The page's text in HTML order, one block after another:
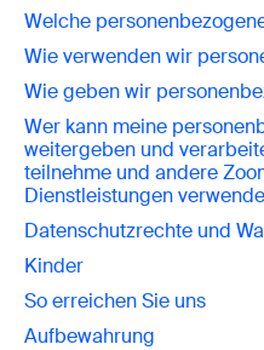
Welche
Wie verwenden wir
Wie geben wir
Wer kann meine
weitergeben und
teilnehme und andere
Dienstleistungen
Datenschutzrechte und
Kinder
So erreichen Sie uns
Aufbewahrung